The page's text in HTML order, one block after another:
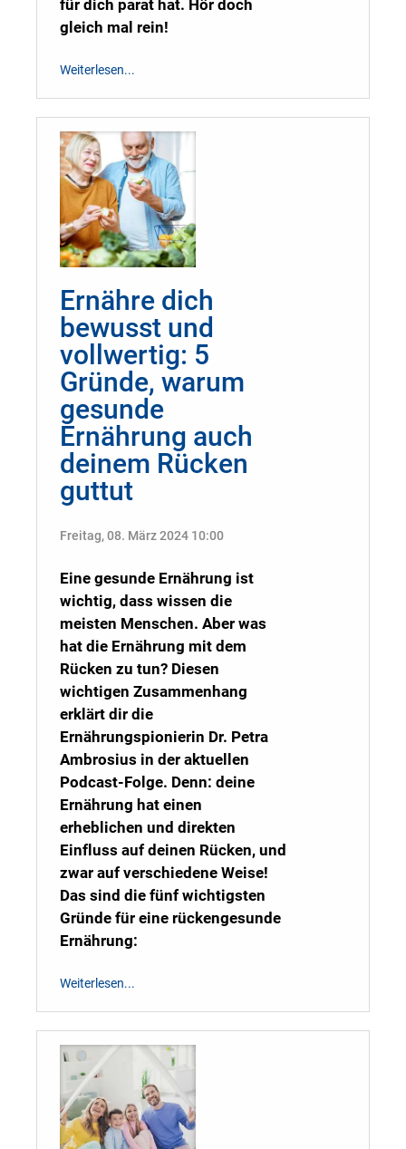
für dich parat hat. Hör doch
gleich mal rein!
Weiterlesen...
Ernähre dich
bewusst und
vollwertig: 5
Gründe, warum
gesunde
Ernährung auch
deinem Rücken
guttut
Freitag, 08. März 2024 10:00
Eine gesunde Ernährung ist
wichtig, dass wissen die
meisten Menschen. Aber was
hat die Ernährung mit dem
Rücken zu tun? Diesen
wichtigen Zusammenhang
erklärt dir die
Ernährungspionierin Dr. Petra
Ambrosius in der aktuellen
Podcast-Folge. Denn: deine
Ernährung hat einen
erheblichen und direkten
Einfluss auf deinen Rücken, und
zwar auf verschiedene Weise!
Das sind die fünf wichtigsten
Gründe für eine rückengesunde
Ernährung:
Weiterlesen...